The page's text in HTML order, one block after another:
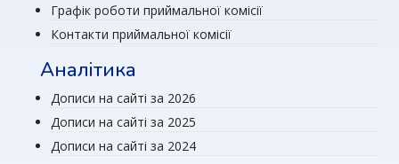
Графік роботи приймальної комісії
Контакти приймальної комісії
Аналітика
Дописи на сайті за 2026
Дописи на сайті за 2025
Дописи на сайті за 2024